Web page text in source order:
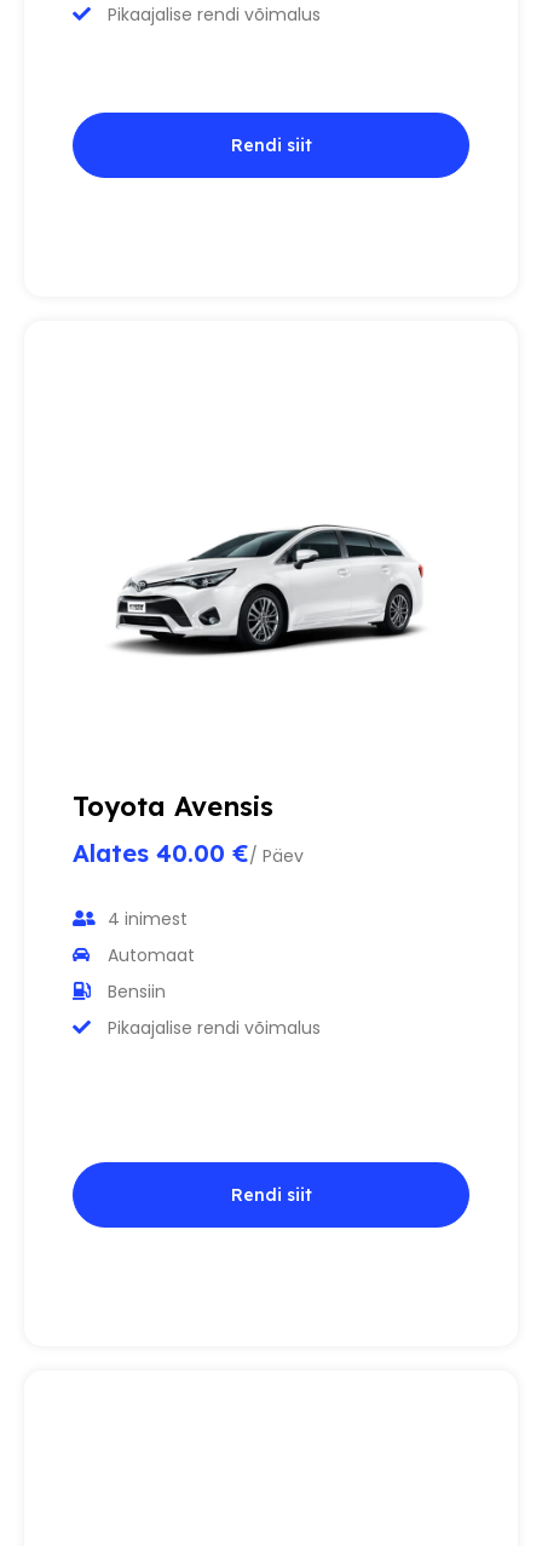
Pikaajalise rendi võimalus
Rendi siit
Toyota Avensis
Alates 40.00 €/ Päev
4 inimest
Automaat
Bensiin
Pikaajalise rendi võimalus
Rendi siit